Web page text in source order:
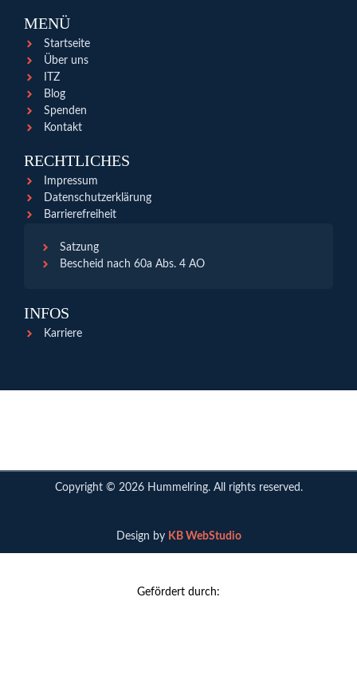
MENÜ
Startseite
Über uns
ITZ
Blog
Spenden
Kontakt
RECHTLICHES
Impressum
Datenschutzerklärung
Barrierefreiheit
Satzung
Bescheid nach 60a Abs. 4 AO
INFOS
Karriere
Copyright © 2026Hummelring. All rights reserved.
Design by KB WebStudio
Gefördert durch: